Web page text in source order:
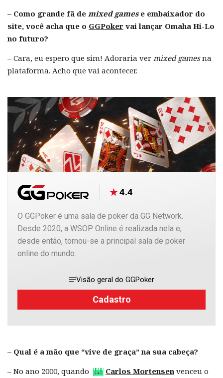
– Como grande fã de mixed gamese embaixador do
site, você acha que o GGPoker vai lançar Omaha Hi-Lo
no futuro?
– Cara, eu espero que sim! Adoraria ver mixed gamesna
plataforma. Acho que vai acontecer.
4.4
O GGPoker é uma sala de poker da GG Network.
Desde 2020, a WSOP Online é realizada nela e,
desde então, tornou-se a principal sala de poker
online do mundo.
Visão geral do GGPoker
Cadastro
– Qual é a mão que “vive de graça” na sua cabeça?
– No ano 2000, quando
Carlos Mortensen venceu o